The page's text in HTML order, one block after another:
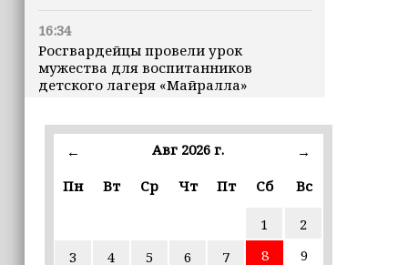
16:34
Росгвардейцы провели урок
мужества для воспитанников
детского лагеря «Майралла»
16:30
Дмитрий Чернышенко: Внутренний
въездной — на 20,1%
Из бюджета Чечни дополнительно
← Авг 2026 г.
→
Пн
Вт Ср Чт Пт Сб Вс
1
2
3
4 5 6 7 8
9